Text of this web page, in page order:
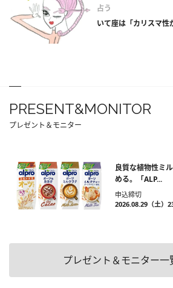
占う
いて座は「カリスマ性
PRESENT&MONITOR
プレゼント＆モニター
良質な植物性ミ
める。「ALP...
申込締切
2026.08.29（土）
プレゼント＆モニター一